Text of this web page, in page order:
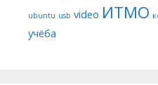
ubuntu usb video ИТМО
учёба